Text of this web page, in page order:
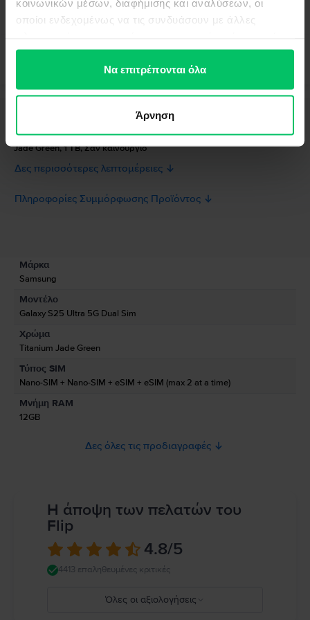
κοινωνικών μέσων, διαφήμισης και αναλύσεων, οι
οποίοι ενδεχομένως να τις συνδυάσουν με άλλες
έχουν συλλέξει σε σχέση με την από μέρους σας χρήση
των υπηρεσιών τους.Να επιτρέπονται όλα
Άρνηση
Κινητό τηλέφωνο Samsung Galaxy S25 Ultra 5G Dual Sim, Titanium
Jade Green, 1 TB, Σαν καινούργιο
Δες περισσότερες λεπτομέρειες
Πληροφορίες Συμμόρφωσης Προϊόντος
Πληροφορίες Ασφάλειας Προϊόντος
Πληροφορίες σχετικά με τις προειδοποιήσεις ασφαλείας που αφορούν
το προϊόν.
Μάρκα
Samsung
Μοντέλο
Galaxy S25 Ultra 5G Dual Sim
Χρώμα
Titanium Jade Green
Τύπος SIM
Nano-SIM + Nano-SIM + eSIM + eSIM (max 2 at a time)
Μνήμη RAM
12GB
Δες όλες τις προδιαγραφές
Η άποψη των πελατών του
Flip
4.8/5
4413 επαληθευμένες κριτικές
Όλες οι αξιολογήσεις